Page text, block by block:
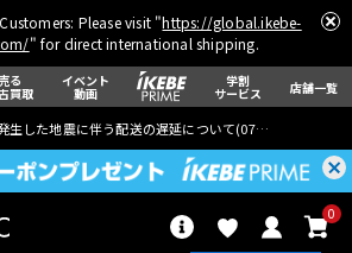
Please visit "https://global.ikebe-
" for direct international shipping.
る
買取
イベント
動画
学割
サービス 店舗一覧
生した地震に伴う配送の遅延について(07月29日
0